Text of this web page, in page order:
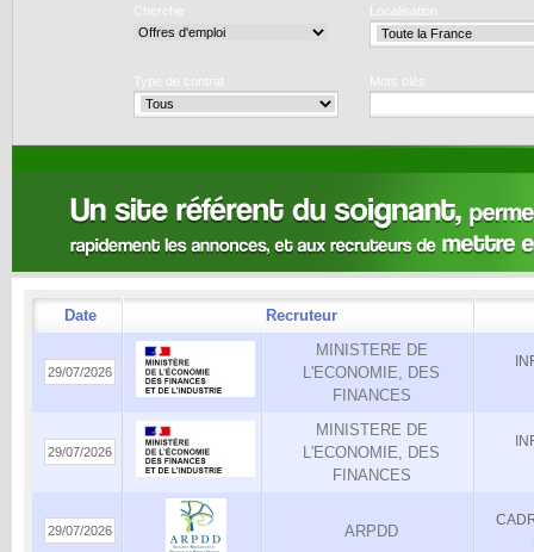
Cherche Localisation
Type de contrat Mots clés
Date Recruteur
29/07/2026
MINISTERE DE
L'ECONOMIE, DES
FINANCES
29/07/2026
MINISTERE DE
L'ECONOMIE, DES
FINANCES
29/07/2026 ARPDD